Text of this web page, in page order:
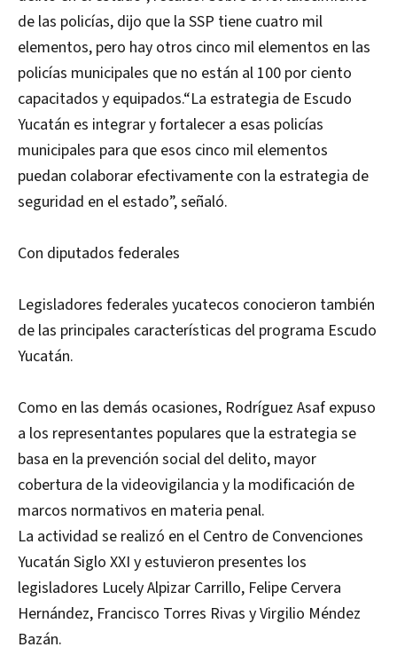
de las policías, dijo que la SSP tiene cuatro mil
elementos, pero hay otros cinco mil elementos en las
policías municipales que no están al 100 por ciento
capacitados y equipados.“La estrategia de Escudo
Yucatán es integrar y fortalecer a esas policías
municipales para que esos cinco mil elementos
puedan colaborar efectivamente con la estrategia de
seguridad en el estado”, señaló.
Con diputados federales
Legisladores federales yucatecos conocieron también
de las principales características del programa Escudo
Yucatán.
Como en las demás ocasiones, Rodríguez Asaf expuso
a los representantes populares que la estrategia se
basa en la prevención social del delito, mayor
cobertura de la videovigilancia y la modificación de
marcos normativos en materia penal.
La actividad se realizó en el Centro de Convenciones
Yucatán Siglo XXI y estuvieron presentes los
legisladores Lucely Alpizar Carrillo, Felipe Cervera
Hernández, Francisco Torres Rivas y Virgilio Méndez
Bazán.